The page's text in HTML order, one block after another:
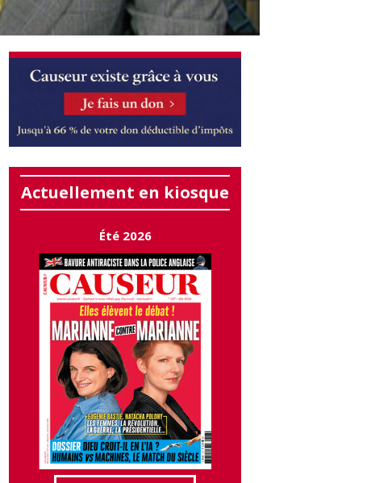
Actuellement en kiosque
Été 2026